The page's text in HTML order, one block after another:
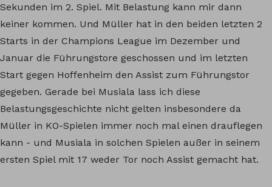
Sekunden im 2. Spiel. Mit Belastung kann mir dann
keiner kommen. Und Müller hat in den beiden letzten 2
Starts in der Champions League im Dezember und
Januar die Führungstore geschossen und im letzten
Start gegen Hoffenheim den Assist zum Führungstor
gegeben. Gerade bei Musiala lass ich diese
Belastungsgeschichte nicht gelten insbesondere da
Müller in KO-Spielen immer noch mal einen drauflegen
kann - und Musiala in solchen Spielen außer in seinem
ersten Spiel mit 17 weder Tor noch Assist gemacht hat.